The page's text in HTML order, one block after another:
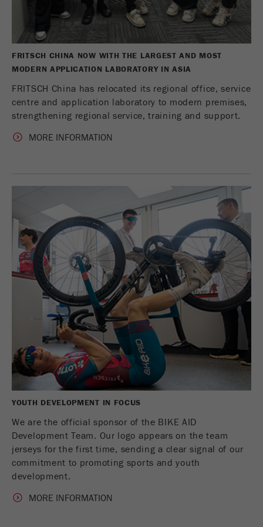
управление ими.
Цель
Название PHPSESSID
Провайдер php
Идентификатор данных PHP
метода PHP session ().
Название __utmc
Провайдер google
Этот cookie использовался ранее и
Для обеспечения обратной
совместимости страниц, которые все
еще используют код отслеживания
urchin.js, этот cookie все еще вписан и
Цель
Название __utmz
Провайдер google
Этот cookie является cookie для данного
посетителя. Он содержит все данные о
посетителях. Информация о текущем
посещении, а также информация,
которая была передана через
параметры процедуры отслеживания.
Этот cookie также хранит информацию о
том, отличался ли источник данного
источнике посетителя не может быть
определена, cookie не изменяется.
Таким образом Google Analytics может
связывать информацию о посетителях,
посетителя. Этот cookie не содержит
FRITSCH CHINA NOW WITH THE LARGEST AND MOST
MODERN APPLICATION LABORATORY IN ASIA
FRITSCH China has relocated its regional office, service
centre and application laboratory to modern premises,
strengthening regional service, training and support.
MORE INFORMATION
YOUTH DEVELOPMENT IN FOCUS
We are the official sponsor of the BIKE AID
Development Team. Our logo appears on the team
jerseys for the first time, sending a clear signal of our
commitment to promoting sports and youth
development.
MORE INFORMATION